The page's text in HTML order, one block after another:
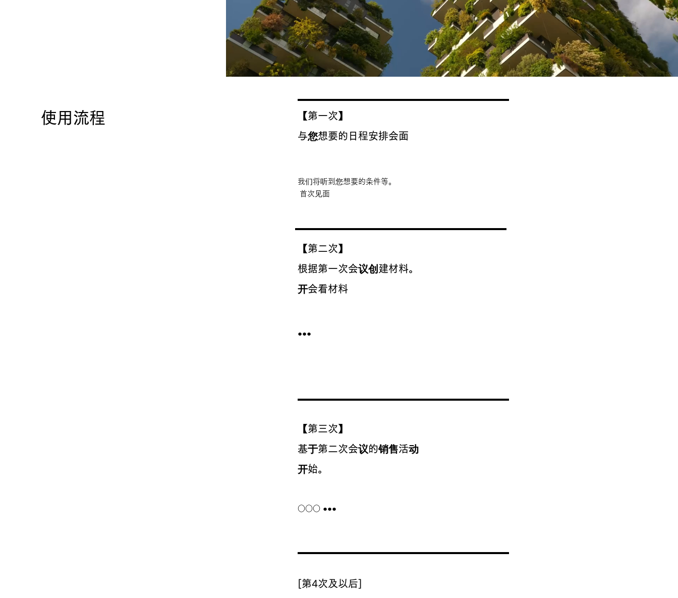
​使用流程
【第一次】
与您想要的日程安排会面
我们将听到您想要的条件等。
首次见面
【第二次】
根据第一次会议创建材料。
​开会看材料
●●●
【第三次】
基于第二次会议的销售活动
​开始。
○○○ ●●●
[第4次及以后]